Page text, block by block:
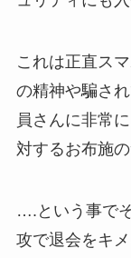
これは正直ス
の精神や騙さ
員さんに非常
対するお布施
….という事で
攻で退会をキ